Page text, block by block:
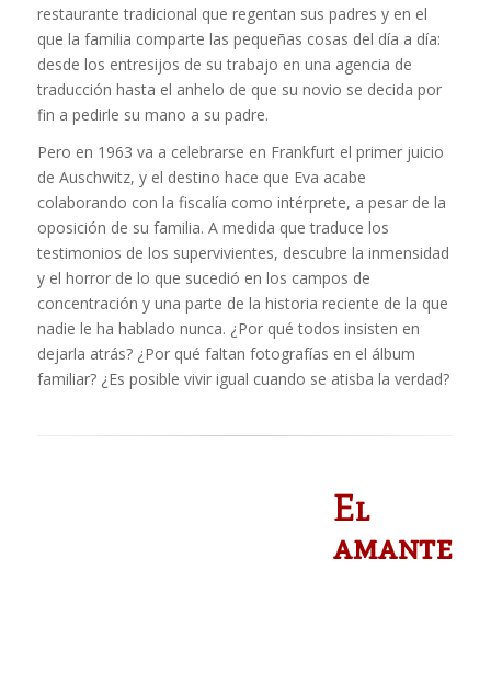
restaurante tradicional que regentan sus padres y en el
que la familia comparte las pequeñas cosas del día a día:
desde los entresijos de su trabajo en una agencia de
traducción hasta el anhelo de que su novio se decida por
fin a pedirle su mano a su padre.
Pero en 1963 va a celebrarse en Frankfurt el primer juicio
de Auschwitz, y el destino hace que Eva acabe
colaborando con la fiscalía como intérprete, a pesar de la
oposición de su familia. A medida que traduce los
testimonios de los supervivientes, descubre la inmensidad
y el horror de lo que sucedió en los campos de
concentración y una parte de la historia reciente de la que
nadie le ha hablado nunca. ¿Por qué todos insisten en
dejarla atrás? ¿Por qué faltan fotografías en el álbum
familiar? ¿Es posible vivir igual cuando se atisba la verdad?
El
amante